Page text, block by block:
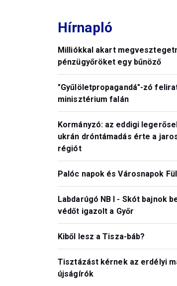
Hírnapló
Milliókkal akart
pénzügyőröket egy bűnöző
"Gyűlöletpropagandá"-zó
minisztérium falán
Kormányzó: az eddigi
ukrán dróntámadás érte a
régiót
Palóc napok és Városnapok
Labdarúgó NB I - Skót bajnok
védőt igazolt a Győr
Kiből lesz a Tisza-báb?
Tisztázást kérnek az erdélyi
újságírók